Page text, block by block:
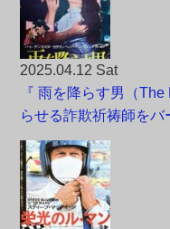
2025.04.12 Sat
『 雨を降らす男（
らせる詐欺祈祷師を